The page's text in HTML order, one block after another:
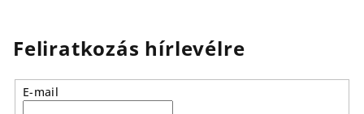
Feliratkozás hírlevélre
E-mail